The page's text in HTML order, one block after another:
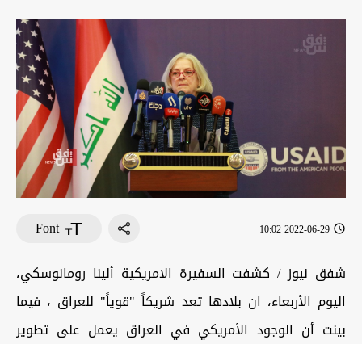
2022-06-29 10:02
Font
شفق نيوز / كشفت السفيرة الامريكية ألينا رومانوسكي،
اليوم الأربعاء، ان بلادها تعد شريكاً "قوياً" للعراق ، فيما
بينت أن الوجود الأمريكي في العراق يعمل على تطوير